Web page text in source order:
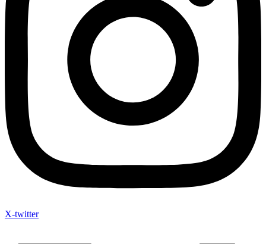
X-twitter